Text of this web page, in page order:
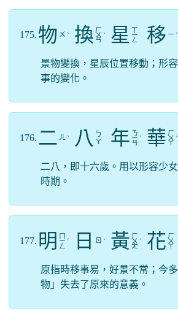
175. 物 ㄨ ˋ 換 ㄏ
ㄨ
ㄢ
ˋ 星 ㄧ
ㄥ 移 ㄧ ˊ
景物變換，星辰位置移動；形
事的變化。
176. 二 ㄦ ˋ 八 ㄅ
ㄚ
年 ㄋ
ㄧ
ㄢ
ˊ 華 ㄏ
ㄨ
ㄚ
ˊ
二八，即十六歲。用以形容少
時期。
177. 明 ㄧ
ㄥ
ˊ 日 ㄖ ˋ 黃 ㄏ
ㄨ
ㄤ
ˊ 花 ㄏ
ㄨ
ㄚ
原指時移事易，好景不常；今
物」失去了原來的意義。